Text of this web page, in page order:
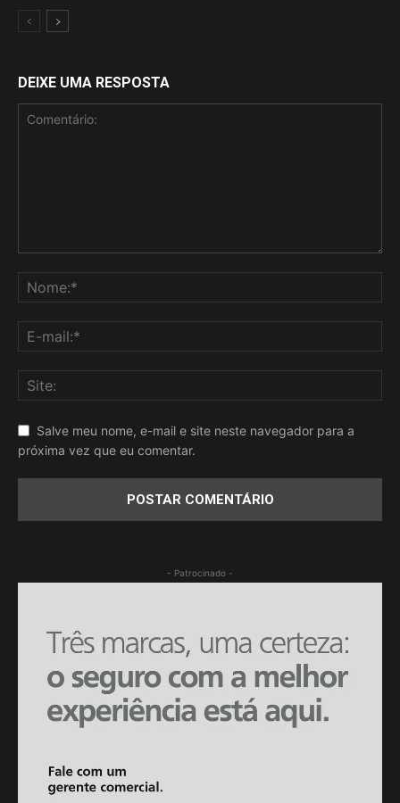
DEIXE UMA RESPOSTA
Salve meu nome, e-mail e site neste navegador para a
próxima vez que eu comentar.
- Patrocinado -